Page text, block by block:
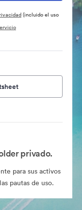
(incluido el uso
privado.
para sus activos
pautas de uso.